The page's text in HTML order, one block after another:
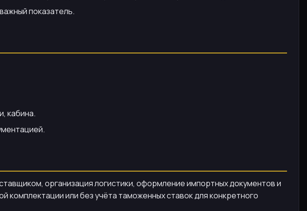
показатель.
кабина.
организация логистики, оформление импортных документов и
комплектации или без учёта таможенных ставок для конкретного